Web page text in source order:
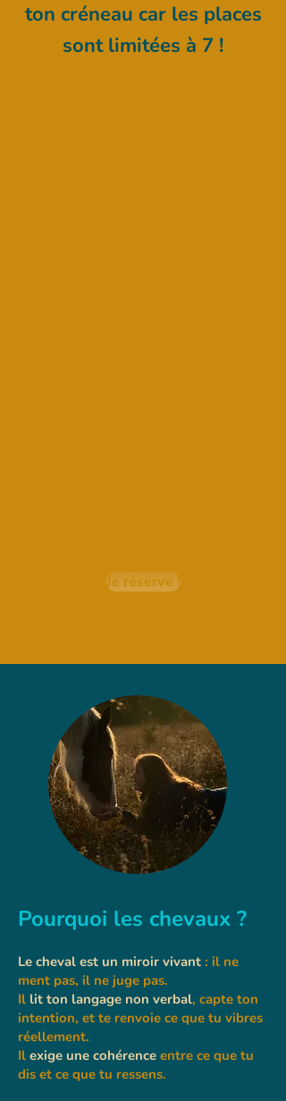
ton créneau car les places
sont limitées à 7 !
Je réserve !
Pourquoi les chevaux ?
Le cheval est un miroir vivant : il ne
ment pas, il ne juge pas.
Il lit ton langage non verbal, capte ton
intention, et te renvoie ce que tu vibres
réellement.
Il exige une cohérence entre ce que tu
dis et ce que tu ressens.